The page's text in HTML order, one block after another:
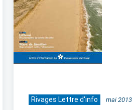
Rivages Lettre d'info mai 2013